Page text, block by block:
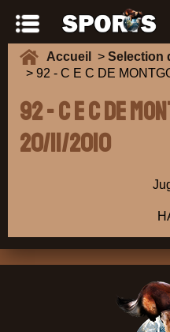
Accueil > Selection
> 92 - C E C DE
92 - C E C DE
20/11/2010